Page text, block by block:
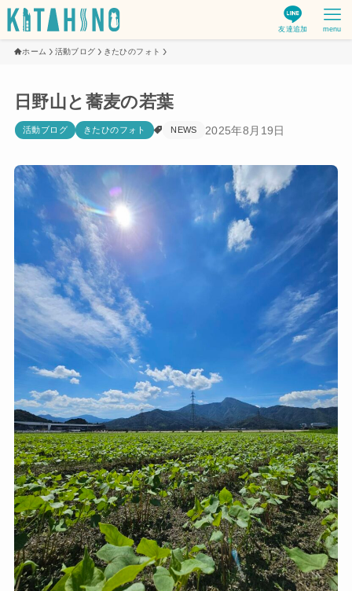
友達追加 menu
ホーム 活動ブログ きたひのフォト
日野山と蕎麦の若葉
活動ブログ きたひのフォト NEWS 2025年8月19日